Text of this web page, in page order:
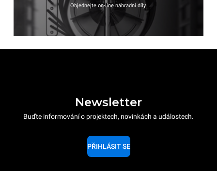
Objednejte on-line náhradní díly.
Newsletter
Buďte informování o projektech, novinkách a událostech.
PŘIHLÁSIT SE